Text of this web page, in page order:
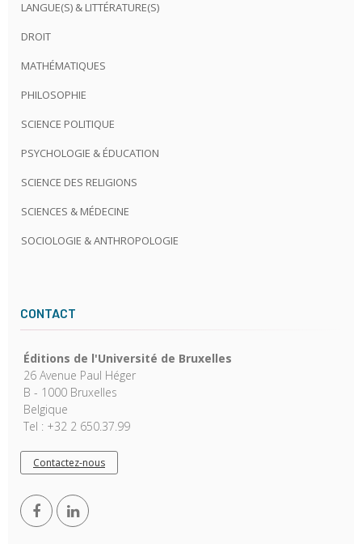
LANGUE(S) & LITTÉRATURE(S)
DROIT
MATHÉMATIQUES
PHILOSOPHIE
SCIENCE POLITIQUE
PSYCHOLOGIE & ÉDUCATION
SCIENCE DES RELIGIONS
SCIENCES & MÉDECINE
SOCIOLOGIE & ANTHROPOLOGIE
CONTACT
Éditions de l'Université de Bruxelles
26 Avenue Paul Héger
B - 1000 Bruxelles
Belgique
Tel : +32 2 650.37.99
Contactez-nous